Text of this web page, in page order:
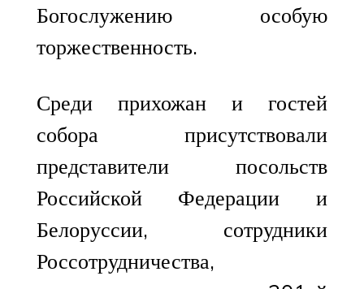
Богослужению особую
торжественность.
Среди прихожан и гостей
собора присутствовали
представители посольств
Российской Федерации и
Белоруссии, сотрудники
Россотрудничества,